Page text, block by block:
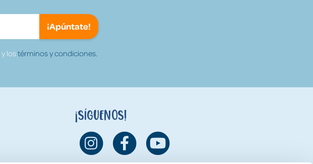
¡Apúntate!
y lostérminos y condiciones.
¡Síguenos!